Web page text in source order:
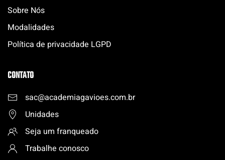
Sobre Nós
Modalidades
Política de privacidade LGPD
CONTATO
sac@academiagavioes.com.br
Unidades
Seja um franqueado
Trabalhe conosco